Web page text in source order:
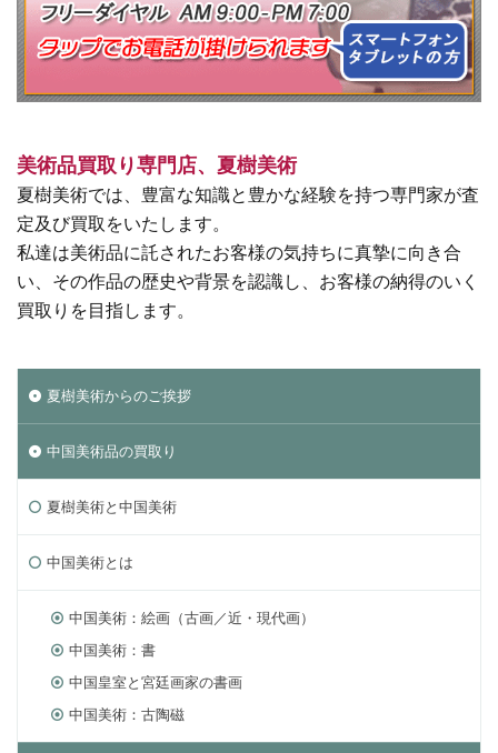
美術品買取り専門店、夏樹美術
夏樹美術では、豊富な知識と豊かな経験を持つ専門家が査
定及び買取をいたします。
私達は美術品に託されたお客様の気持ちに真摯に向き合
い、その作品の歴史や背景を認識し、お客様の納得のいく
買取りを目指します。
夏樹美術からのご挨拶
中国美術品の買取り
夏樹美術と中国美術
中国美術とは
中国美術：絵画（古画／近・現代画）
中国美術：書
中国皇室と宮廷画家の書画
中国美術：古陶磁